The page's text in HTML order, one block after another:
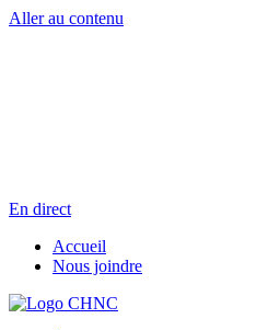
Aller au contenu
En direct
Accueil
Nous joindre